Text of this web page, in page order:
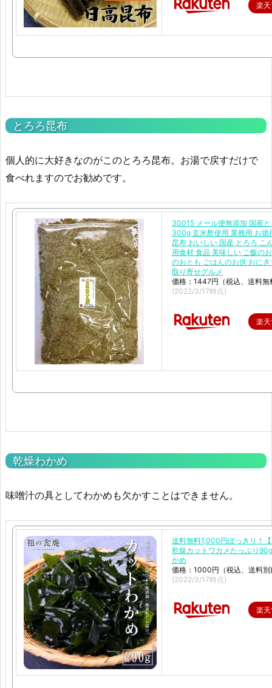
楽
とろろ昆布
個人的に大好きなのがこのとろろ昆布。お湯で戻すだけで
食べれますのでお勧めです。
30015 メール便無添加 国産
300g 玄米酢使用 業務用 お徳
昆布 おいしい 国産 とろろ こ
用食材 食品 美味しい ご飯の
のおとも ごはんのお供 おに
取り寄せグルメ
価格：1447円（税込、送料無
(2022/3/17時点)
楽
乾燥わかめ
味噌汁の具としてわかめも欠かすことはできません。
送料無料1,000円ぽっきり！
乾燥カットワカメたっぷり
かめ
価格：1000円（税込、送料別)
(2022/3/17時点)
楽